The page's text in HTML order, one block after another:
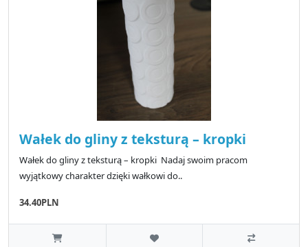
Wałek do gliny z teksturą – kropki
Wałek do gliny z teksturą – kropki Nadaj swoim pracom
wyjątkowy charakter dzięki wałkowi do..
34.40PLN